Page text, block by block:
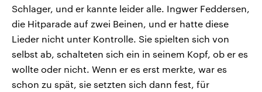
Schlager, und er kannte leider alle. Ingwer Feddersen,
die Hitparade auf zwei Beinen, und er hatte diese
Lieder nicht unter Kontrolle. Sie spielten sich von
selbst ab, schalteten sich ein in seinem Kopf, ob er es
wollte oder nicht. Wenn er es erst merkte, war es
schon zu spät, sie setzten sich dann fest, für